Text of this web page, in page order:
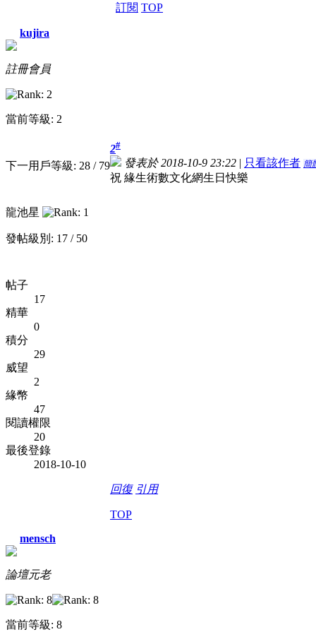
訂閱 TOP
kujira
註冊會員
當前等級: 2
下一用戶等級: 28 / 79
龍池星
發帖級別: 17 / 50
帖子
17
精華
0
積分
29
威望
2
緣幣
47
閱讀權限
20
最後登錄
2018-10-10
2#
發表於 2018-10-9 23:22 | 只看該作者 簡
祝 緣生術數文化網生日快樂
回復 引用
TOP
mensch
論壇元老
當前等級: 8